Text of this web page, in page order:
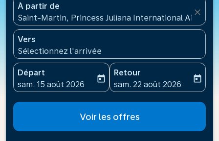
À partir de
Saint-Martin, Princess Juliana International
close
Vers
Sélectionnez l'arrivée
Départ
fc-booking-departure-date-aria-label
sam. 15 août 2026
today
Retour
fc-booking-return-date-
sam. 22 août 2026
today
Voir les offres